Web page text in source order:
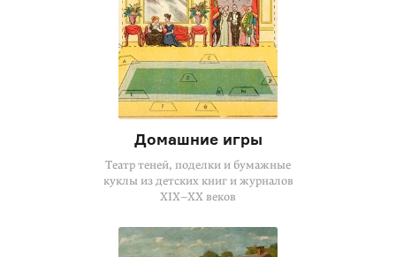
Домашние игры
Театр теней, поделки и бумажные
куклы из детских книг и журналов
XIX–XX веков